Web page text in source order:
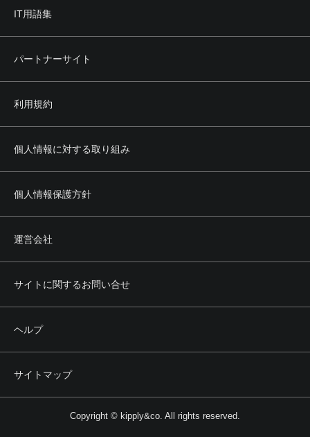
IT用語集
パートナーサイト
利用規約
個人情報に対する取り組み
個人情報保護方針
運営会社
サイトに関するお問い合せ
ヘルプ
サイトマップ
Copyright © kipply&co. All rights reserved.